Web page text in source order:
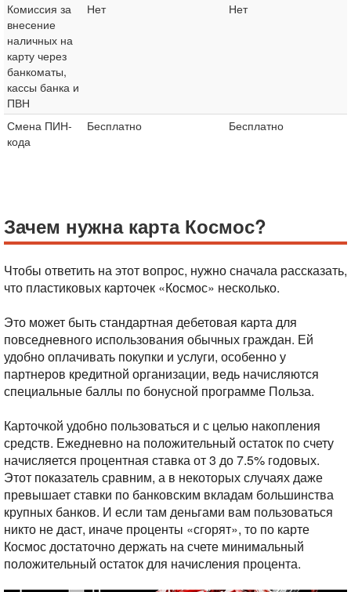
Комиссия за
внесение
наличных на
карту через
банкоматы,
кассы банка и
ПВН
Нет Нет
Смена ПИН-
кода
Бесплатно Бесплатно
Зачем нужна карта Космос?
Чтобы ответить на этот вопрос, нужно сначала рассказать,
что пластиковых карточек «Космос» несколько.
Это может быть стандартная дебетовая карта для
повседневного использования обычных граждан. Ей
удобно оплачивать покупки и услуги, особенно у
партнеров кредитной организации, ведь начисляются
специальные баллы по бонусной программе Польза.
Карточкой удобно пользоваться и с целью накопления
средств. Ежедневно на положительный остаток по счету
начисляется процентная ставка от 3 до 7.5% годовых.
Этот показатель сравним, а в некоторых случаях даже
превышает ставки по банковским вкладам большинства
крупных банков. И если там деньгами вам пользоваться
никто не даст, иначе проценты «сгорят», то по карте
Космос достаточно держать на счете минимальный
положительный остаток для начисления процента.